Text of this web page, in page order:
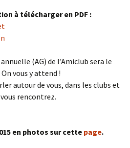
à télécharger en PDF :
annuelle (AG) de l’Amiclub sera le
On vous y attend !
autour de vous, dans les clubs et
rencontrez.
en photos sur cette page.